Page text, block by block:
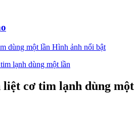
cơ tim lạnh dùng một